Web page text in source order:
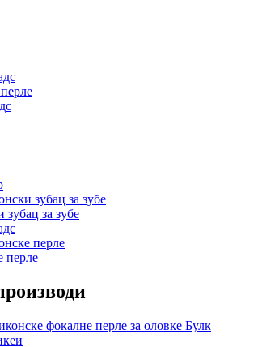
зубац за зубе
зубац за зубе
перле
перле